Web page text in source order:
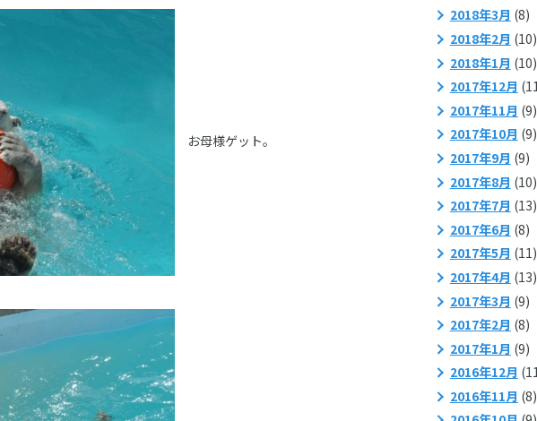
お母様ゲット。
2018年3月 (8)
2018年2月 (10)
2018年1月 (10)
2017年12月
2017年11月 (9)
2017年10月 (9)
2017年9月 (9)
2017年8月 (10)
2017年7月 (13)
2017年6月 (8)
2017年5月 (11)
2017年4月 (13)
2017年3月 (9)
2017年2月 (8)
2017年1月 (9)
2016年12月
2016年11月 (8)